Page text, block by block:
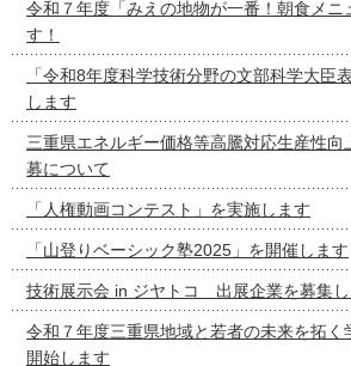
令和７年度「みえの地物が一番！朝食メ
す！
「令和8年度科学技術分野の文部科学大
します
三重県エネルギー価格等高騰対応生産性
募について
「人権動画コンテスト」を実施します
「山登りベーシック塾2025」を開催します
技術展示会 in ジヤトコ 出展企業を募集
令和７年度三重県地域と若者の未来を拓
開始します